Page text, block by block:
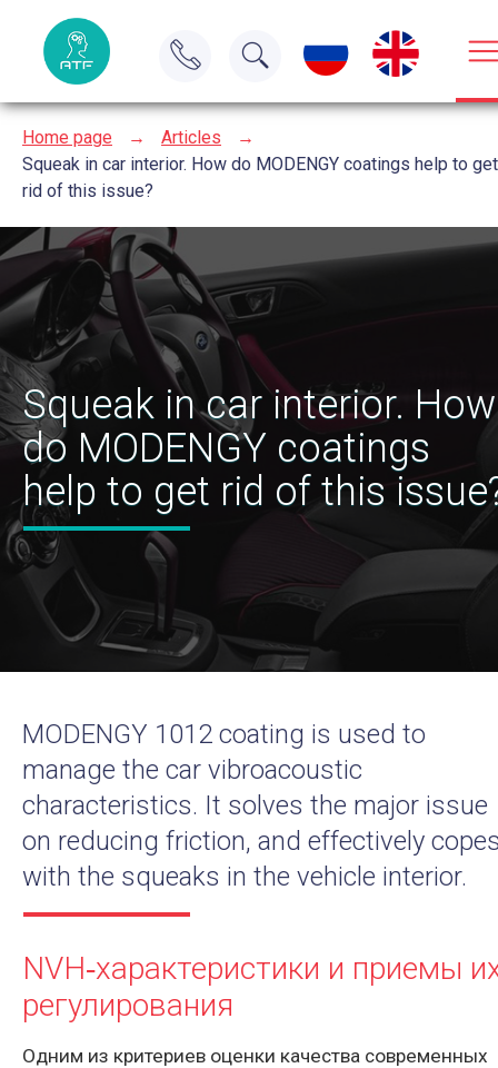
Home page → Articles
→
Squeak in car interior. How do MODENGY coatings help to get
rid of this issue?
Squeak in car interior. How
do MODENGY coatings
help to get rid of this
MODENGY 1012 coating is used to
manage the car vibroacoustic
characteristics. It solves the major issue
on reducing friction, and effectively
with the squeaks in the vehicle interior.
NVH‑характеристики и приемы
регулирования
Одним из критериев оценки качества современных